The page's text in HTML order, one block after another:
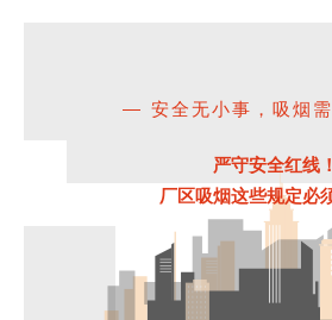
严守安全红线！
厂区吸烟这些规定必
— 安全无小事，吸烟